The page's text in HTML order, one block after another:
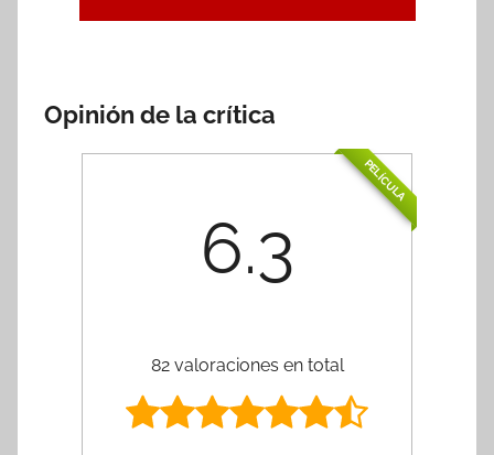
Opinión de la crítica
PELÍCULA
6.3
82 valoraciones en total